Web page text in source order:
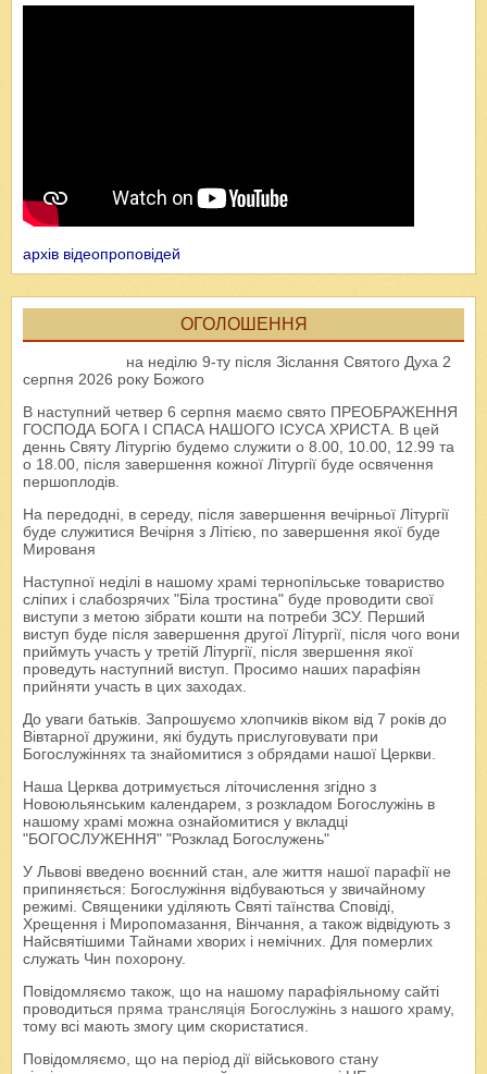
архів відеопроповідей
ОГОЛОШЕННЯ
на неділю 9-ту після Зіслання Святого Духа 2
серпня 2026 року Божого
В наступний четвер 6 серпня маємо свято ПРЕОБРАЖЕННЯ
ГОСПОДА БОГА І СПАСА НАШОГО ІСУСА ХРИСТА. В цей
деннь Святу Літургію будемо служити о 8.00, 10.00, 12.99 та
о 18.00, після завершення кожної Літургії буде освячення
першоплодів.
На передодні, в середу, після завершення вечірньої Літургії
буде служитися Вечірня з Літією, по завершення якої буде
Мированя
Наступної неділі в нашому храмі тернопільське товариство
сліпих і слабозрячих "Біла тростина" буде проводити свої
виступи з метою зібрати кошти на потреби ЗСУ. Перший
виступ буде після завершення другої Літургії, після чого вони
приймуть участь у третій Літургії, після звершення якої
проведуть наступний виступ. Просимо наших парафіян
прийняти участь в цих заходах.
До уваги батьків. Запрошуємо хлопчиків віком від 7 років до
Вівтарної дружини, які будуть прислуговувати при
Богослужіннях та знайомитися з обрядами нашої Церкви.
Наша Церква дотримується літочислення згідно з
Новоюльянським календарем, з розкладом Богослужінь в
нашому храмі можна ознайомитися у вкладці
"БОГОСЛУЖЕННЯ" "Розклад Богослужень"
У Львові введено воєнний стан, але життя нашої парафії не
припиняється: Богослужіння відбуваються у звичайному
режимі. Священики уділяють Святі таїнства Сповіді,
Хрещення і Миропомазання, Вінчання, а також відвідують з
Найсвятішими Тайнами хворих і немічних. Для померлих
служать Чин похорону.
Повідомляємо також, що на нашому парафіяльному сайті
проводиться пряма трансляція Богослужінь з нашого храму,
тому всі мають змогу цим скористатися.
Повідомляємо, що на період дії військового стану